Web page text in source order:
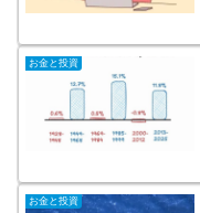
お金と投資
お金と投資